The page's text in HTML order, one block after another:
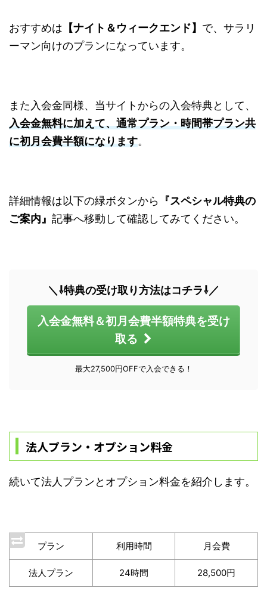
おすすめは 【ナイト＆ウィークエンド】 で、サラリ
ーマン向けのプランになっています。
また入会金同様、当サイトからの入会特典として、
入会金無料に加えて、通常プラン・時間帯プラン共
に初月会費半額になります。
詳細情報は以下の緑ボタンから 『スペシャル特典の
ご案内』 記事へ移動して確認してみてください。
＼⇩特典の受け取り方法はコチラ⇩／
入会金無料＆初月会費半額特典を受け
取る
最大27,500円OFFで入会できる！
法人プラン・オプション料金
続いて法人プランとオプション料金を紹介します。
プラン 利用時間 月会費
法人プラン 24時間 28,500円